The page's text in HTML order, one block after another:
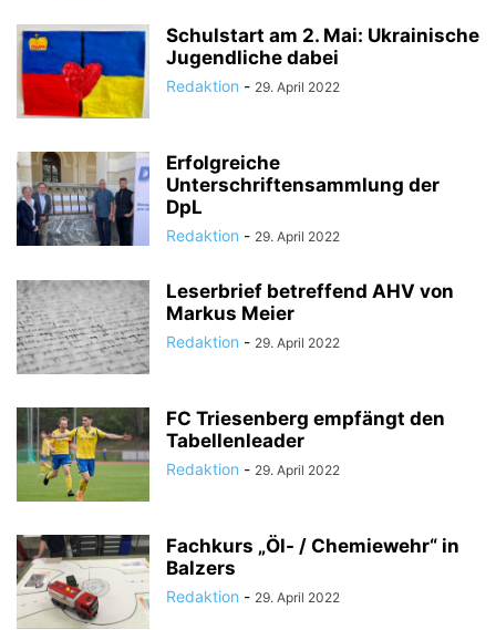
Schulstart am 2. Mai: Ukrainische
Jugendliche dabei
Redaktion - 29. April 2022
Erfolgreiche
Unterschriftensammlung der
DpL
Redaktion - 29. April 2022
Leserbrief betreffend AHV von
Markus Meier
Redaktion - 29. April 2022
FC Triesenberg empfängt den
Tabellenleader
Redaktion - 29. April 2022
Fachkurs „Öl- / Chemiewehr“ in
Balzers
Redaktion - 29. April 2022